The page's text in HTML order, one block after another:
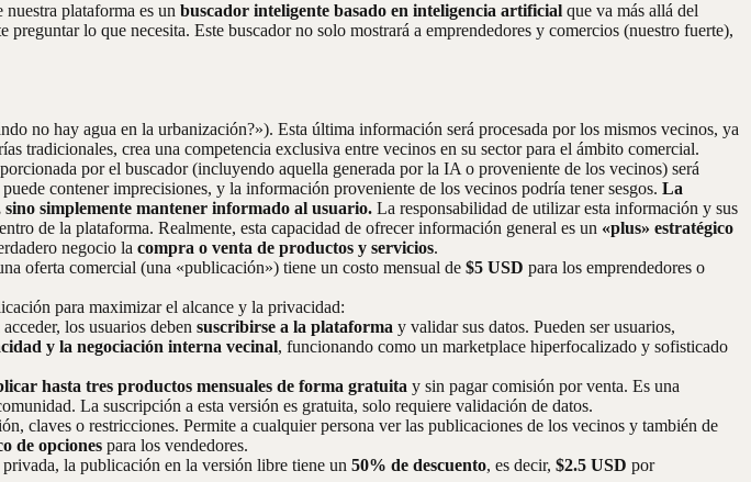
nuestra plataforma es un buscador inteligente basado en inteligencia artificial que va más allá del
lo que necesita. Este buscador no solo mostrará a emprendedores y comercios (nuestro fuerte),
no hay agua en la urbanización?»). Esta última información será procesada por los mismos vecinos, ya
tradicionales, crea una competencia exclusiva entre vecinos en su sector para el ámbito comercial.
por el buscador (incluyendo aquella generada por la IA o proveniente de los vecinos) será
contener imprecisiones, y la información proveniente de los vecinos podría tener sesgos. La
sino simplemente mantener informado al usuario. La responsabilidad de utilizar esta información y sus
de la plataforma. Realmente, esta capacidad de ofrecer información general es un «plus» estratégico
negocio la compra o venta de productos y servicios.
oferta comercial (una «publicación») tiene un costo mensual de $5 USD para los emprendedores o
para maximizar el alcance y la privacidad:
los usuarios deben suscribirse a la plataforma y validar sus datos. Pueden ser usuarios,
y la negociación interna vecinal, funcionando como un marketplace hiperfocalizado y sofisticado
hasta tres productos mensuales de forma gratuita y sin pagar comisión por venta. Es una
La suscripción a esta versión es gratuita, solo requiere validación de datos.
claves o restricciones. Permite a cualquier persona ver las publicaciones de los vecinos y también de
de opciones para los vendedores.
la publicación en la versión libre tiene un 50% de descuento, es decir, $2.5 USD por